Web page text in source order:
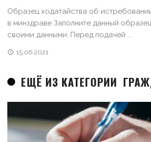
Образец ходатайства об
в минздраве Заполните данный
своими данными. Перед подачей ...
15.06.2021
ЕЩЁ ИЗ КАТЕГОРИИ